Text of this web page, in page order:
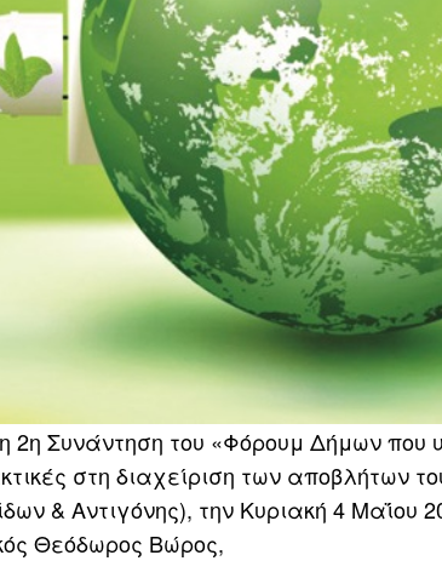
Συνάντηση του «Φόρουμ Δήμων που
στη διαχείριση των αποβλήτων
& Αντιγόνης), την Κυριακή 4 Μαΐου
Θεόδωρος Βώρος,